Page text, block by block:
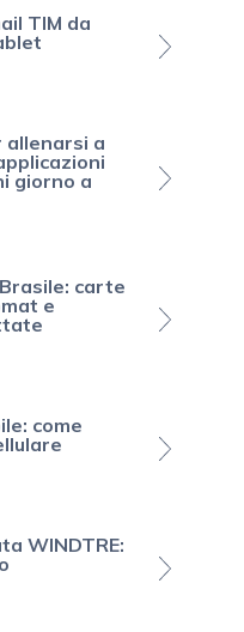
TIM da
a
giorno a
carte
e
come
WINDTRE: